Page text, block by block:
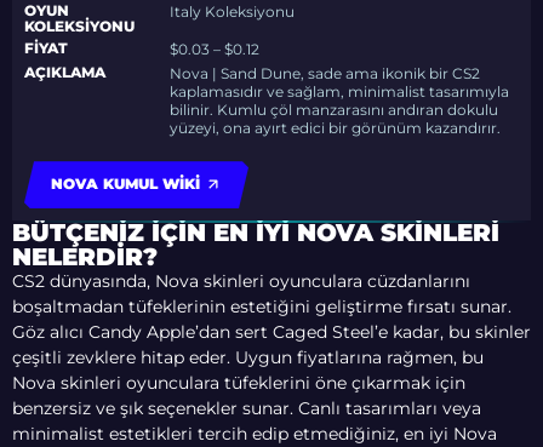
OYUN
KOLEKSIYONU
Italy Koleksiyonu
FIYAT
$0.03 – $0.12
AÇIKLAMA
Nova | Sand Dune, sade ama ikonik bir CS2
kaplamasıdır ve sağlam, minimalist tasarımıyla
bilinir. Kumlu çöl manzarasını andıran dokulu
yüzeyi, ona ayırt edici bir görünüm kazandırır.
NOVA KUMUL WIKI
BÜTÇENIZ İÇIN EN İYI NOVA SKINLERI
NELERDIR?
CS2 dünyasında, Nova skinleri oyunculara cüzdanlarını
boşaltmadan tüfeklerinin estetiğini geliştirme fırsatı sunar.
Göz alıcı Candy Apple’dan sert Caged Steel’e kadar, bu skinler
çeşitli zevklere hitap eder. Uygun fiyatlarına rağmen, bu
Nova skinleri oyunculara tüfeklerini öne çıkarmak için
benzersiz ve şık seçenekler sunar. Canlı tasarımları veya
minimalist estetikleri tercih edip etmediğiniz, en iyi Nova